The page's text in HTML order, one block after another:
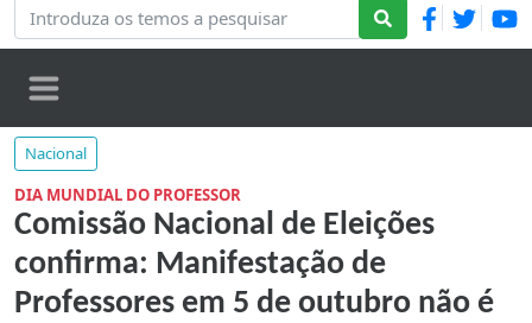
Nacional
DIA MUNDIAL DO PROFESSOR
Comissão Nacional de Eleições
confirma: Manifestação de
Professores em 5 de outubro não é